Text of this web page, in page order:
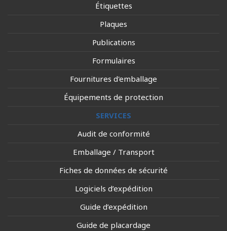
Étiquettes
Plaques
Publications
Formulaires
Fournitures d'emballage
Équipements de protection
SERVICES
Audit de conformité
Emballage / Transport
Fiches de données de sécurité
Logiciels d’expédition
Guide d’expédition
Guide de placardage